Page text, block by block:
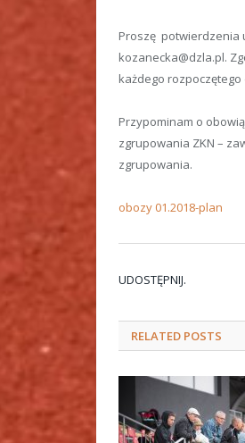
Proszę potwierdzenia
kozanecka@dzla.pl.
każdego
Przypominam o
zgrupowania ZKN –
zgrupowania.
obozy 01.2018-plan
UDOSTĘPNIJ.
RELATED POSTS